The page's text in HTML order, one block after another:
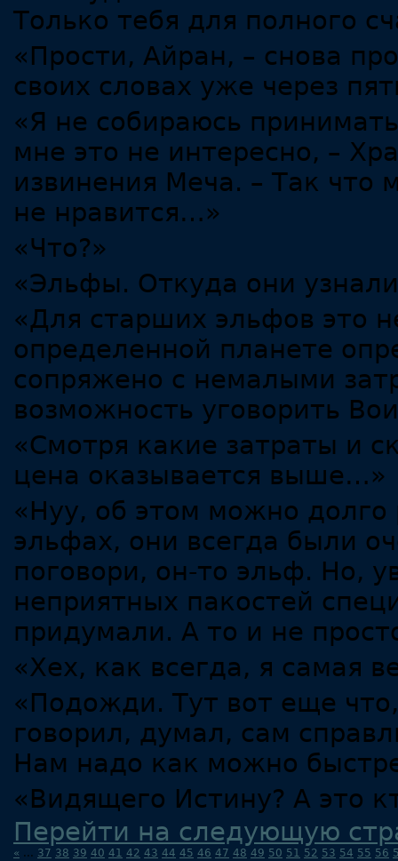
Только тебя для полного
«Прости, Айран, – снова
своих словах уже через
«Я не собираюсь
мне это не интересно, –
извинения Меча. – Так
не нравится…»
«Что?»
«Эльфы. Откуда они
«Для старших эльфов это
определенной планете
сопряжено с немалыми
возможность уговорить
«Смотря какие затраты и
цена оказывается выше…»
«Нуу, об этом можно
эльфах, они всегда были
поговори, он-то эльф. Но,
неприятных пакостей
придумали. А то и не
«Хех, как всегда, я самая
«Подожди. Тут вот еще
говорил, думал, сам
Нам надо как можно
«Видящего Истину? А это
Перейти на следующую
« ... 37 38 39 40 41 42 43 44 45 46 47 48 49 50 51 52 53 54 55 56